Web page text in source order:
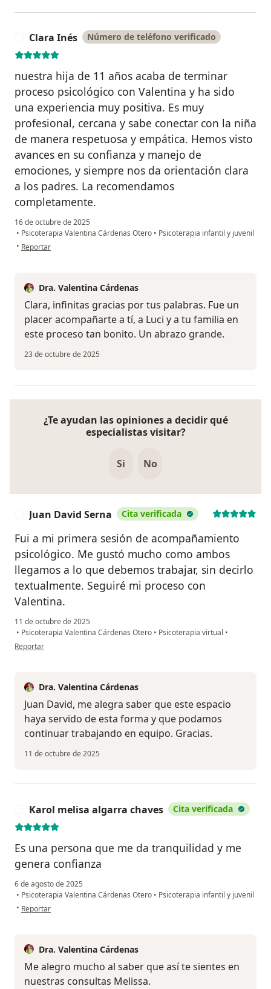
Clara Inés Número de teléfono verificado
nuestra hija de 11 años acaba de terminar
proceso psicológico con Valentina y ha sido
una experiencia muy positiva. Es muy
profesional, cercana y sabe conectar con la niña
de manera respetuosa y empática. Hemos visto
avances en su confianza y manejo de
emociones, y siempre nos da orientación clara
a los padres. La recomendamos
completamente.
16 de octubre de 2025
• Psicoterapia Valentina Cárdenas Otero • Psicoterapia infantil y juvenil
• en opinión del usuario Clara Inés
Reportar
Dra. Valentina Cárdenas
Clara, infinitas gracias por tus palabras. Fue un
placer acompañarte a tí, a Luci y a tu familia en
este proceso tan bonito. Un abrazo grande.
23 de octubre de 2025
¿Te ayudan las opiniones a decidir qué
especialistas visitar?
Si No
Juan David Serna Cita verificada
Fui a mi primera sesión de acompañamiento
psicológico. Me gustó mucho como ambos
llegamos a lo que debemos trabajar, sin decirlo
textualmente. Seguiré mi proceso con
Valentina.
11 de octubre de 2025
• Psicoterapia Valentina Cárdenas Otero • Psicoterapia virtual •
en opinión del usuario Juan David Serna
Reportar
Dra. Valentina Cárdenas
Juan David, me alegra saber que este espacio
haya servido de esta forma y que podamos
continuar trabajando en equipo. Gracias.
11 de octubre de 2025
Karol melisa algarra chaves Cita verificada
Es una persona que me da tranquilidad y me
genera confianza
6 de agosto de 2025
• Psicoterapia Valentina Cárdenas Otero • Psicoterapia infantil y juvenil
• en opinión del usuario Karol melisa algarra chaves
Reportar
Dra. Valentina Cárdenas
Me alegro mucho al saber que así te sientes en
nuestras consultas Melissa.